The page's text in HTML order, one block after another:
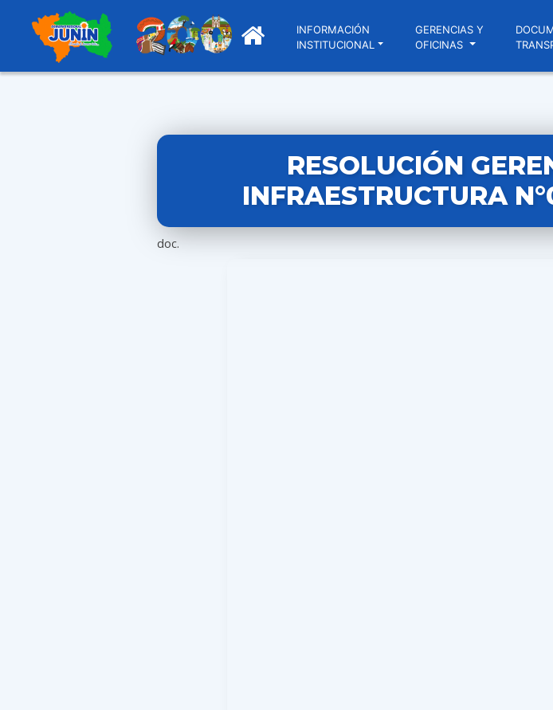
INFORMACIÓN
INSTITUCIONAL
GERENCIAS Y
OFICINAS
RESOLUCIÓN
INFRAESTRUCTURA
doc.